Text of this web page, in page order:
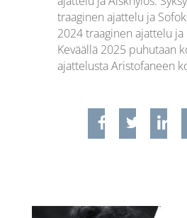
traaginen ajattelu ja
2024 traaginen ajattelu
Keväällä 2025 puhutaan
ajattelusta Aristofaneen
Jaa Facebookissa
Jaa